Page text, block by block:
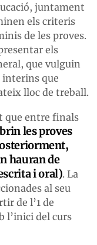
juntament
els criteris
de les proves.
els
que vulguin
interins que
lloc de treball.
que entre finals
les proves
hauran de
i oral). La
al seu
de l’1 de
l’inici del curs